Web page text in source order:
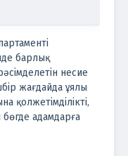
барлық
несие
жағдайда ұялы
қолжетімділікті,
адамдарға